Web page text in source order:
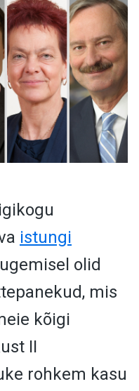
istungi
olid
mis
kõigi
II
rohkem kasu